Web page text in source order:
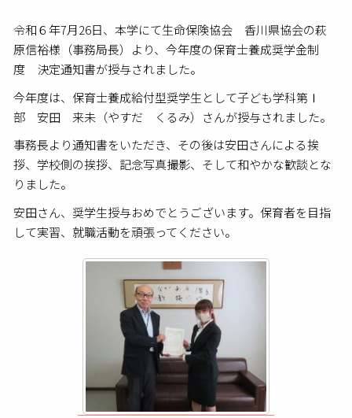
令和６年7月26日、本学にて生命保険協会 香川県協会の萩
原信裕様（事務局長）より、今年度の保育士養成奨学金制
度 決定通知書が授与されました。
今年度は、保育士養成給付型奨学生として子ども学科第Ⅰ
部 安田 来未（やすだ くるみ）さんが授与されました。
事務長より通知書をいただき、その後は安田さんによる挨
拶、学校側の挨拶、記念写真撮影、そして和やかな歓談とな
りました。
安田さん、奨学生授与おめでとうございます。保育者を目指
して実習、就職活動を頑張ってください。